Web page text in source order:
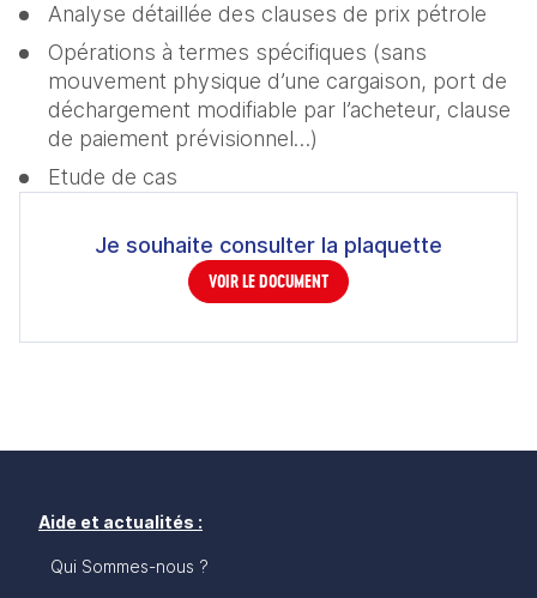
Analyse détaillée des clauses de prix pétrole
Opérations à termes spécifiques (sans
mouvement physique d’une cargaison, port de
déchargement modifiable par l’acheteur, clause
de paiement prévisionnel…)
Etude de cas
Je souhaite consulter la plaquette
VOIR LE DOCUMENT
Aide et actualités :
Qui Sommes-nous ?